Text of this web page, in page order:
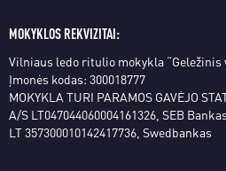
MOKYKLOS REKVIZITAI:
Vilniaus ledo ritulio mokykla “Geležinis
Įmonės kodas: 300018777
MOKYKLA TURI PARAMOS GAVĖJO
A/S LT047044060004161326, SEB
LT 357300010142417736, Swedbankas